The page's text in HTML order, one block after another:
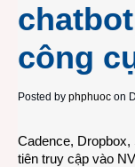
công
Posted by phphuoc on
Cadence,
tiên truy cập vào